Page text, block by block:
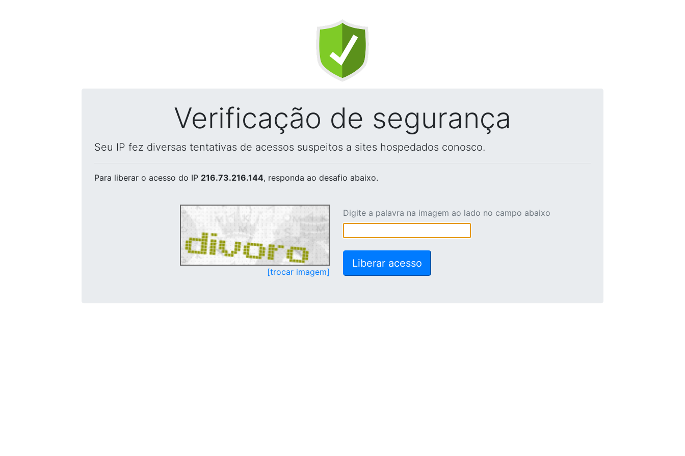
Verificação de segurança
Seu IP fez diversas tentativas de acessos suspeitos a sites hospedados conosco.
Para liberar o acesso do IP 216.73.216.144, responda ao desafio abaixo.
[trocar imagem]
Digite a palavra na imagem ao lado no campo abaixo